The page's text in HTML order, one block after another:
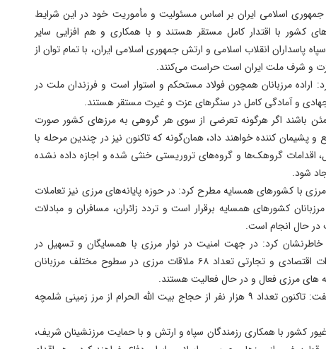
جمهوری اسلامی ایران بر اساس مسئولیت و مأموریت خود در این شرایط
کشور با اقتدار کامل مستقر هستند و با همکاری و هم‌ افزایی سایر
پاسداران انقلاب اسلامی و ارتش جمهوری اسلامی ایران، با تمام توان از
و شرف ملت ایران است حراست می‌کنند.
اراده مرزبانان همچون فولاد مستحکم و استوار است و فرزندان ملت در
جهادی و آمادگی کامل در سنگرهای عزت و غیرت مستقر هستند.
باشند اگر هرگونه تعرضی از سوی هر گروهی به مرزهای کشور صورت
و پشیمان‌ کننده خواهند داد، همان‌گونه که تاکنون نیز در چندین مرحله با
اقدامات گروهک‌ها و گروه‌های تروریستی خنثی شده و اجازه داده نشده
شود.
مرزی با کشورهای همسایه مطرح کرد: در حوزه پایانه‌های مرزی نیز تعاملات
کشورهای همسایه برقرار است و تردد زائران، مسافران و مبادلات
در حال انجام است.
خاطرنشان کرد: در جهت امنیت در نوار مرزی با همسایگان و تسهیل در
ترددهای فردی و مراودات اقتصادی و تجارتی تعداد ۶۸ ملاقات مرزی در سطوح مختلف مرزبانان
های مرزی فعال و در حال فعالیت هستند.
فرمانده مرزبانی فراجا گفت: تاکنون تعداد ۹ هزار نفر از حجاج بیت الله الحرام از مرز زمینی شلمچه
غیور کشور با همکاری رزمندگان سپاه و ارتش و با حمایت مرزنشینان شریف،